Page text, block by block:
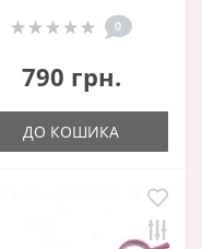
0
790 грн.
ДО КОШИКА